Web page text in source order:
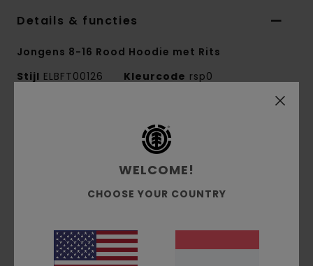
Details & functies
Jongens 8-16 Rood Hoodie met Rits
Stijl ELBFT00126 Kleurcode rsp0
Mainline-collectie
Geborstelde french terry stof van 40%
polyester, 30% gerecycled katoen en 30% katoen
Halslijn:Vaste capuchon
Mouwen:Lange mouwen
WELCOME!
CHOOSE YOUR COUNTRY